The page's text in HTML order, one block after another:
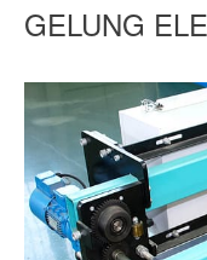
Jib Crane
Gelung
GELUNG